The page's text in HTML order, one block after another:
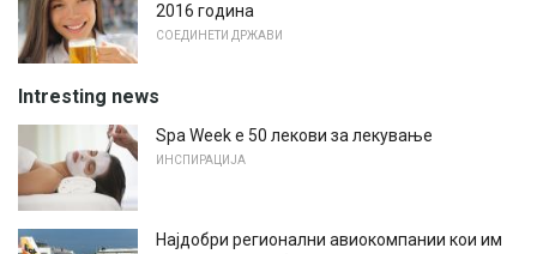
2016 година
СОЕДИНЕТИ ДРЖАВИ
Intresting news
Spa Week е 50 лекови за лекување
ИНСПИРАЦИЈА
Најдобри регионални авиокомпании кои им